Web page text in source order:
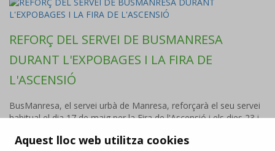
Aquest lloc web utilitza cookies
REFORÇ DEL SERVEI DE BUSMANRESA
DURANT L'EXPOBAGES I LA FIRA DE
L'ASCENSIÓ
BusManresa, el servei urbà de Manresa, reforçarà el seu servei
habitual el dia 17 de maig per la Fira de l'Ascensió i els dies 23 i